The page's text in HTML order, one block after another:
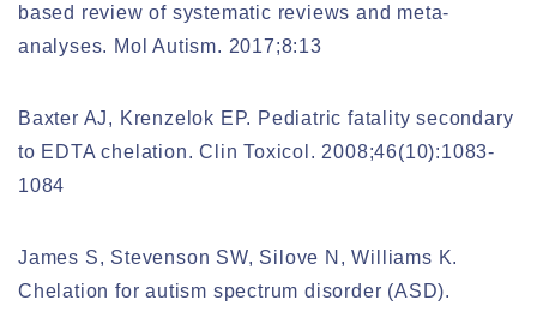
based review of systematic reviews and meta-
analyses. Mol Autism. 2017;8:13
Baxter AJ, Krenzelok EP. Pediatric fatality secondary
to EDTA chelation. Clin Toxicol. 2008;46(10):1083-
1084
James S, Stevenson SW, Silove N, Williams K.
Chelation for autism spectrum disorder (ASD).